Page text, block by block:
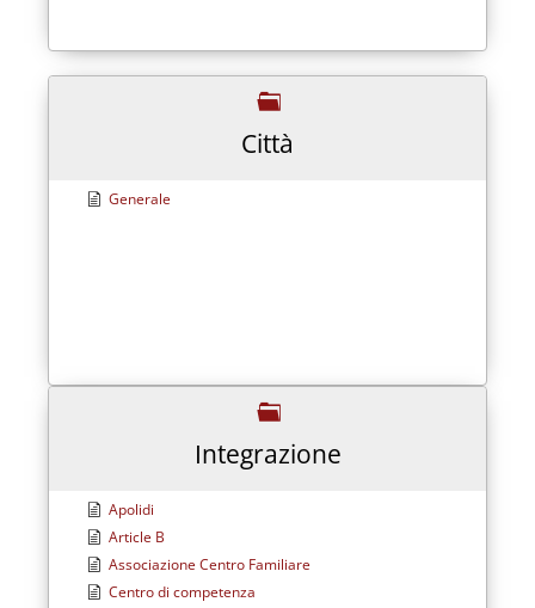
Città
Generale
Integrazione
Apolidi
Article B
Associazione Centro Familiare
Centro di competenza